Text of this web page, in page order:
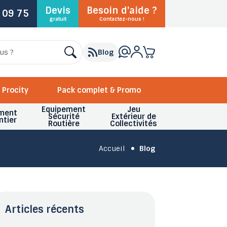
75 Devis
gratuit
Besoin d'aide ?
Contactez-nous !
Blog
Procity Pack complet & Promo
Equipement
Sécurité
Routière
Jeu
Extérieur de
Collectivités
Accueil Blog
Articles récents